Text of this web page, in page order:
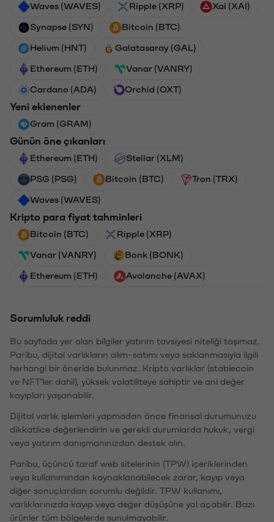
Waves (WAVES) Ripple (XRP) Xai (XAI)
Synapse (SYN) Bitcoin (BTC)
Helium (HNT) Galatasaray (GAL)
Ethereum (ETH) Vanar (VANRY)
Cardano (ADA) Orchid (OXT)
Yeni eklenenler
Gram (GRAM)
Günün öne çıkanları
Ethereum (ETH) Stellar (XLM)
PSG (PSG) Bitcoin (BTC) Tron (TRX)
Waves (WAVES)
Kripto para fiyat tahminleri
Bitcoin (BTC) Ripple (XRP)
Vanar (VANRY) Bonk (BONK)
Ethereum (ETH) Avalanche (AVAX)
Sorumluluk reddi
Bu sayfada yer alan bilgiler yatırım tavsiyesi niteliği taşımaz.
Paribu, dijital varlıkların alım-satımı veya saklanmasıyla ilgili
herhangi bir öneride bulunmaz. Kripto varlıklar (stablecoin
ve NFT'ler dahil), yüksek volatiliteye sahiptir ve ani değer
kayıpları yaşanabilir.
Dijital varlık işlemleri yapmadan önce finansal durumunuzu
dikkatlice değerlendirin ve gerekli durumlarda hukuk, vergi
veya yatırım danışmanınızdan destek alın.
Paribu, üçüncü taraf web sitelerinin (TPW) içeriklerinden
veya kullanımından kaynaklanabilecek zarar, kayıp veya
diğer sonuçlardan sorumlu değildir. TPW kullanımı,
varlıklarınızda kayıp veya değer düşüşüne yol açabilir. Bazı
ürünler tüm bölgelerde sunulmayabilir.